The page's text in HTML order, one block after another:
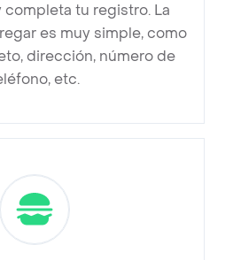
completa tu registro. La
es muy simple, como
dirección, número de
etc.